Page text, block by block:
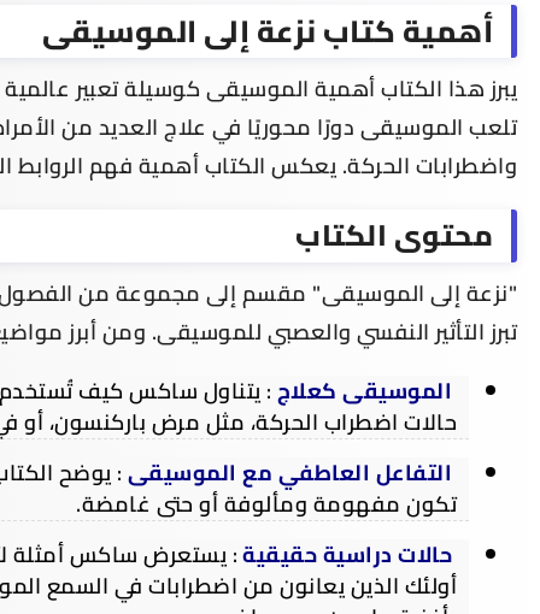
أهمية كتاب نزعة إلى الموسيقى
يبرز هذا الكتاب أهمية الموسيقى كوسيلة تعبير
تلعب الموسيقى دورًا محوريًا في علاج العديد من
واضطرابات الحركة. يعكس الكتاب أهمية فهم الروابط
محتوى الكتاب
"نزعة إلى الموسيقى" مقسم إلى مجموعة من الفصول
تبرز التأثير النفسي والعصبي للموسيقى. ومن أبرز
الموسيقى كعلاج: يتناول ساكس كيف تُستخدم
حالات اضطراب الحركة، مثل مرض باركنسون، أو
التفاعل العاطفي مع الموسيقى: يوضح
تكون مفهومة ومألوفة أو حتى غامضة.
حالات دراسية حقيقية: يستعرض ساكس أمثلة
أولئك الذين يعانون من اضطرابات في السمع